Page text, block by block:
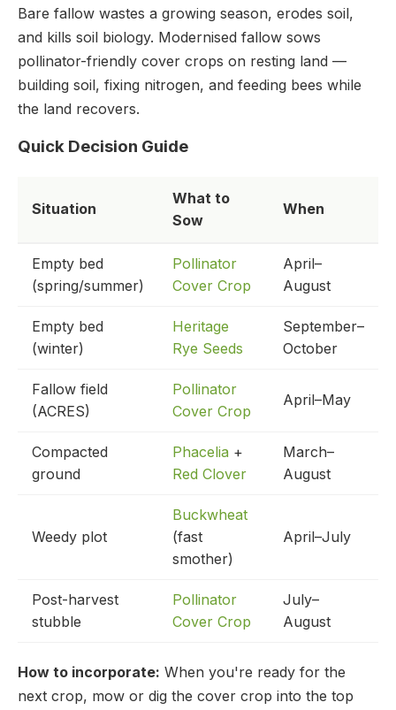
Bare fallow wastes a growing season, erodes soil,
and kills soil biology. Modernised fallow sows
pollinator-friendly cover crops on resting land —
building soil, fixing nitrogen, and feeding bees while
the land recovers.
Quick Decision Guide
Situation
What to
Sow
When
Empty bed
(spring/summer)
Pollinator
Cover Crop
April–
August
Empty bed
(winter)
Heritage
Rye Seeds
September–
October
Fallow field
(ACRES)
Pollinator
Cover Crop
April–May
Compacted
ground
Phacelia +
Red Clover
March–
August
Weedy plot
Buckwheat
(fast
smother)
April–July
Post-harvest
stubble
Pollinator
Cover Crop
July–
August
How to incorporate: When you're ready for the
next crop, mow or dig the cover crop into the top